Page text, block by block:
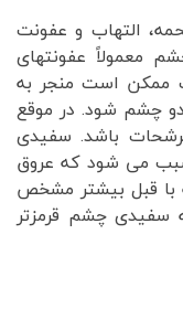
التهاب و عفونت
معمولاً عفونتهای
ممکن است منجر به
چشم شود. در موقع
باشد. سفیدی
می شود که عروق
قبل بیشتر مشخص
چشم قرمزتر